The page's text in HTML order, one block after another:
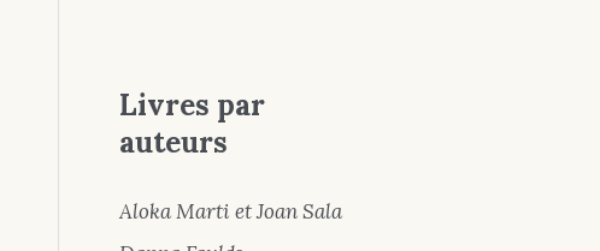
Livres par
auteurs
Aloka Marti et Joan Sala